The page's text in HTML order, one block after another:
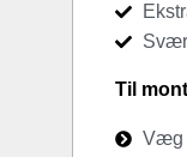
Til
Væg